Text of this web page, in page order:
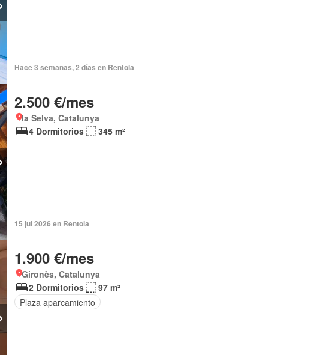
Hace 3 semanas, 2 días en Rentola
2.500 €/mes
la Selva, Catalunya
4 Dormitorios
345 m²
15 jul 2026 en Rentola
1.900 €/mes
Gironès, Catalunya
2 Dormitorios
97 m²
Plaza aparcamiento